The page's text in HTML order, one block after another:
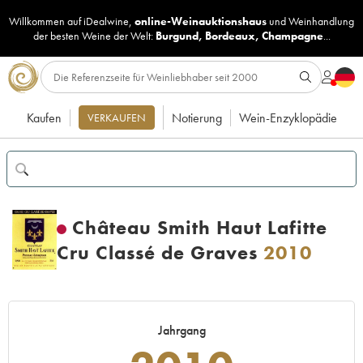
Willkommen auf iDealwine, online-Weinauktionshaus undWeinhandlung
der besten Weine der Welt: Burgund, Bordeaux, Champagne...
Kaufen VERKAUFEN Notierung Wein-Enzyklopädie
Château Smith Haut Lafitte
Cru Classé de Graves 2010
Jahrgang